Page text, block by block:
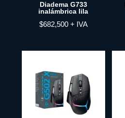
Diadema G733
inalámbrica lila
$682,500 + IVA